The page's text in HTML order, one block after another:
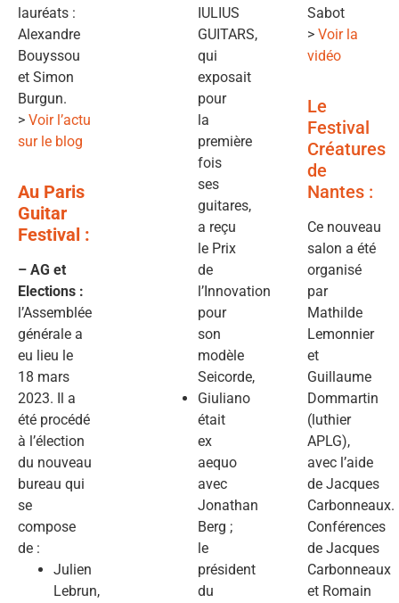
lauréats :
Alexandre
Bouyssou
et Simon
Burgun.
> Voir l’actu
sur le blog
Au Paris
Guitar
Festival :
– AG et
Elections :
l’Assemblée
générale a
eu lieu le
18 mars
2023. Il a
été procédé
à l’élection
du nouveau
bureau qui
se
compose
de :
Julien
Lebrun,
IULIUS
GUITARS,
qui
exposait
pour
la
première
fois
ses
guitares,
a reçu
le Prix
de
l’Innovation
pour
son
modèle
Seicorde,
Giuliano
était
ex
aequo
avec
Jonathan
Berg ;
le
président
du
Sabot
> Voir la
vidéo
Le
Festival
Créatures
de
Nantes :
Ce nouveau
salon a été
organisé
par
Mathilde
Lemonnier
et
Guillaume
Dommartin
(luthier
APLG),
avec l’aide
de Jacques
Carbonneaux.
Conférences
de Jacques
Carbonneaux
et Romain